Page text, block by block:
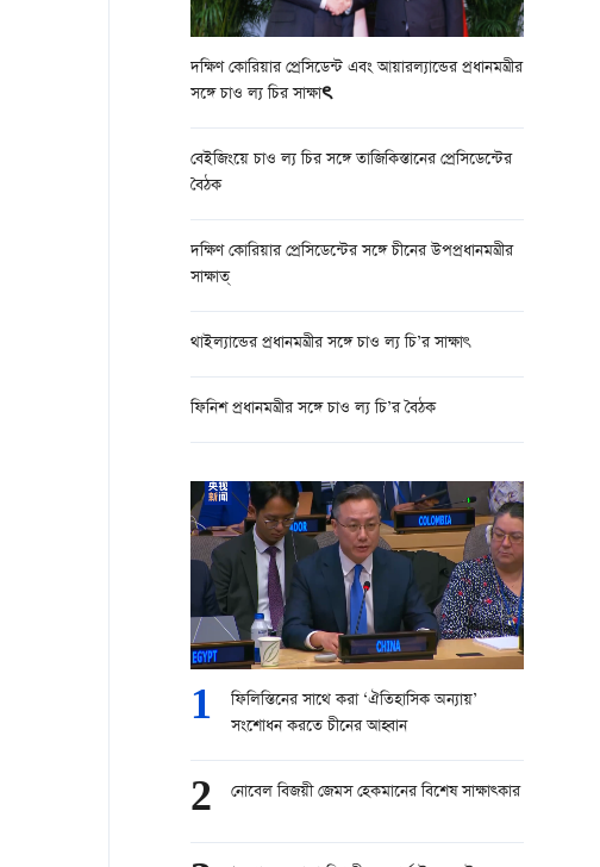
দক্ষিণ কোরিয়ার প্রেসিডেন্ট এবং ‌আয়ারল্যান্ডের প্রধানমন্ত্রীর
সঙ্গে চাও ল্য চির সাক্ষাৎ
বেইজিংয়ে চাও ল্য চির সঙ্গে তাজিকিস্তানের প্রেসিডেন্টের
বৈঠক
দক্ষিণ কোরিয়ার প্রেসিডেন্টের সঙ্গে চীনের উপপ্রধানমন্ত্রীর
সাক্ষাত্
থাইল্যান্ডের প্রধানমন্ত্রীর সঙ্গে চাও ল্য চি’র সাক্ষাৎ
ফিনিশ প্রধানমন্ত্রীর সঙ্গে চাও ল্য চি’র বৈঠক
1
ফিলিস্তিনের সাথে করা ‘ঐতিহাসিক অন্যায়’
সংশোধন করতে চীনের আহ্বান
2 নোবেল বিজয়ী জেমস হেকমানের বিশেষ সাক্ষাত্কার